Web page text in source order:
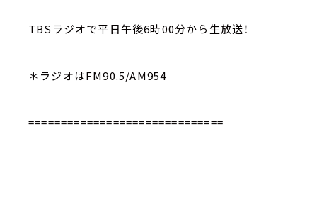
TBSラジオで平日午後6時00分から生放送！
＊ラジオはFM90.5/AM954
==============================